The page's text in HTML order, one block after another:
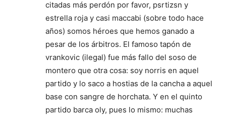
citadas más perdón por favor, psrtizsn y
estrella roja y casi maccabi (sobre todo hace
años) somos héroes que hemos ganado a
pesar de los árbitros. El famoso tapón de
vrankovic (ilegal) fue más fallo del soso de
montero que otra cosa: soy norris en aquel
partido y lo saco a hostias de la cancha a aquel
base con sangre de horchata. Y en el quinto
partido barca oly, pues lo mismo: muchas